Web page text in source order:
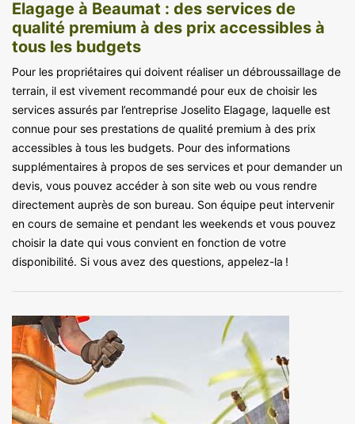
Elagage à Beaumat : des services de
qualité premium à des prix accessibles à
tous les budgets
Pour les propriétaires qui doivent réaliser un débroussaillage de
terrain, il est vivement recommandé pour eux de choisir les
services assurés par l’entreprise Joselito Elagage, laquelle est
connue pour ses prestations de qualité premium à des prix
accessibles à tous les budgets. Pour des informations
supplémentaires à propos de ses services et pour demander un
devis, vous pouvez accéder à son site web ou vous rendre
directement auprès de son bureau. Son équipe peut intervenir
en cours de semaine et pendant les weekends et vous pouvez
choisir la date qui vous convient en fonction de votre
disponibilité. Si vous avez des questions, appelez-la !